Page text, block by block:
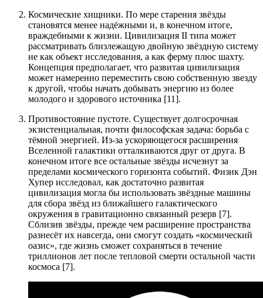
Космические хищники. По мере старения звёзды
становятся менее надёжными и, в конечном итоге,
враждебными к жизни. Цивилизация II типа может
рассматривать близлежащую двойную звёздную систему
не как объект исследования, а как ферму плюс шахту.
Концепция предполагает, что развитая цивилизация
может намеренно переместить свою собственную звезду
к другой, чтобы начать добывать энергию из более
молодого и здорового источника [11].
Противостояние пустоте. Существует долгосрочная
экзистенциальная, почти философская задача: борьба с
тёмной энергией. Из-за ускоряющегося расширения
Вселенной галактики отталкиваются друг от друга. В
конечном итоге все остальные звёзды исчезнут за
пределами космического горизонта событий. Физик Дэн
Хупер исследовал, как достаточно развитая
цивилизация могла бы использовать звёздные машины
для сбора звёзд из ближайшего галактического
окружения в гравитационно связанный резерв [7].
Сблизив звёзды, прежде чем расширение пространства
разнесёт их навсегда, они смогут создать «космический
оазис», где жизнь сможет сохраняться в течение
триллионов лет после тепловой смерти остальной части
космоса [7].